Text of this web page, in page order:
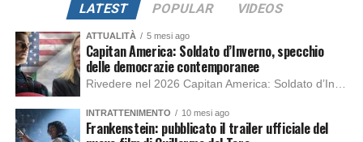
LATEST POPULAR VIDEOS
ATTUALITÀ 5 mesi ago
Capitan America: Soldato d’Inverno, specchio
delle democrazie contemporanee
INTRATTENIMENTO 10 mesi ago
Frankenstein: pubblicato il trailer ufficiale del